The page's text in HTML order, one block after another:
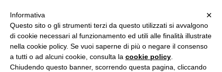
ASCOLTA RADIO LUNA
×
×
Informativa
Questo sito o gli strumenti terzi da questo utilizzati si avvalgono
di cookie necessari al funzionamento ed utili alle finalità illustrate
nella cookie policy. Se vuoi saperne di più o negare il consenso
a tutti o ad alcuni cookie, consulta la cookie policy
Chiudendo questo banner, scorrendo questa pagina, cliccando